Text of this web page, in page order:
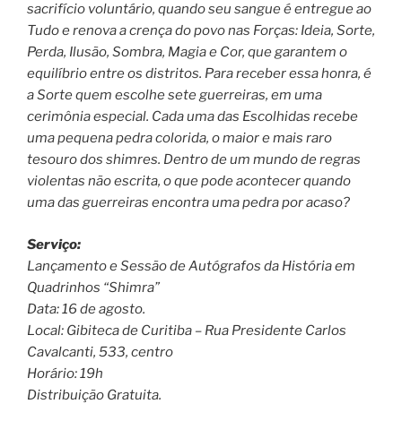
sacrifício voluntário, quando seu sangue é entregue ao
Tudo e renova a crença do povo nas Forças: Ideia, Sorte,
Perda, Ilusão, Sombra, Magia e Cor, que garantem o
equilíbrio entre os distritos. Para receber essa honra, é
a Sorte quem escolhe sete guerreiras, em uma
cerimônia especial. Cada uma das Escolhidas recebe
uma pequena pedra colorida, o maior e mais raro
tesouro dos shimres. Dentro de um mundo de regras
violentas não escrita, o que pode acontecer quando
uma das guerreiras encontra uma pedra por acaso?
Serviço:
Lançamento e Sessão de Autógrafos da História em
Quadrinhos “Shimra”
Data: 16 de agosto.
Local: Gibiteca de Curitiba – Rua Presidente Carlos
Cavalcanti, 533, centro
Horário: 19h
Distribuição Gratuita.